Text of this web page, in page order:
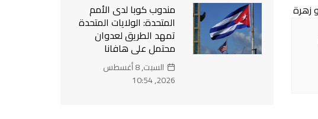
مندوب كوبا لدى الأمم
المتحدة: الولايات المتحدة
تمهد الطريق لعدوان
محتمل على هافانا
السبت, 8 أغسطس
2026, 10:54